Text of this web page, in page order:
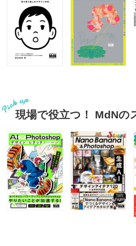
現場で役立つ！ MdNの